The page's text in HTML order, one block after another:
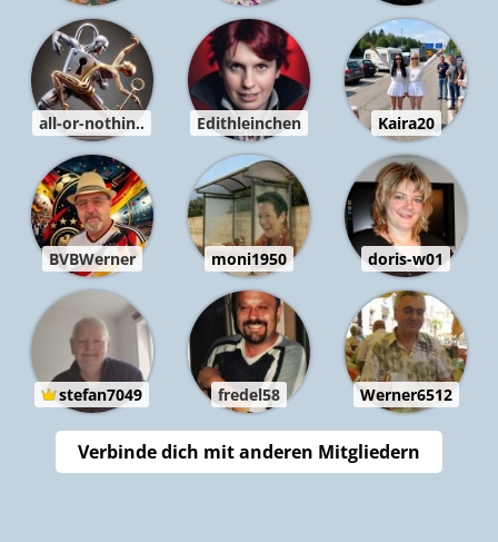
all-or-nothin.. Edithleinchen Kaira20
BVBWerner moni1950 doris-w01
stefan7049 fredel58 Werner6512
Verbinde dich mit anderen Mitgliedern